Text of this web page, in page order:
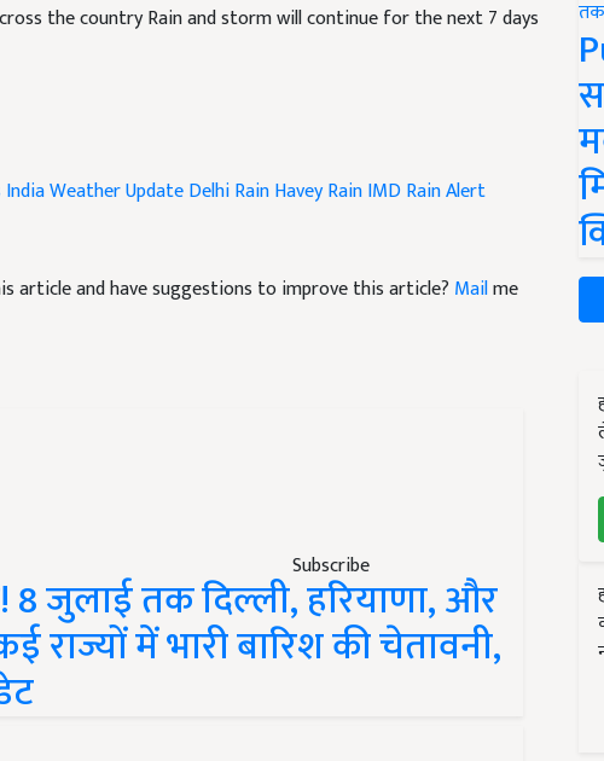
Subscribe
the country Rain and storm will continue for the next 7 days
India Weather UpdateDelhi RainHavey RainIMD Rain Alert
article and have suggestions to improve this article? Mailme
8 जुलाई तक दिल्ली, हरियाणा, और
में भारी बारिश की चेतावनी,